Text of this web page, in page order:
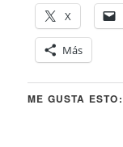
X
Más
ME GUSTA ESTO: